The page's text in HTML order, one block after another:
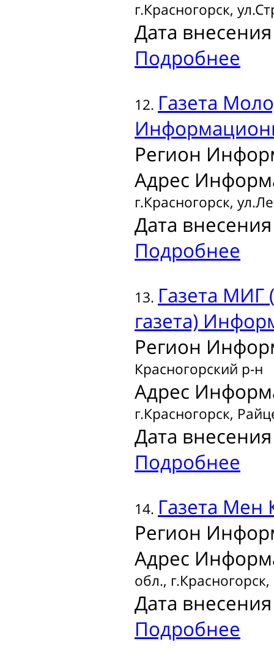
г.Красногорск,
Дата
Подробнее
12. Газета
Регион
Адрес
г.Красногорск,
Дата
Подробнее
13. Газета МИГ
газета)
Регион
Красногорский р-н
Адрес
г.Красногорск,
Дата
Подробнее
14. Газета Мен
Регион
Адрес
обл.,
Дата
Подробнее